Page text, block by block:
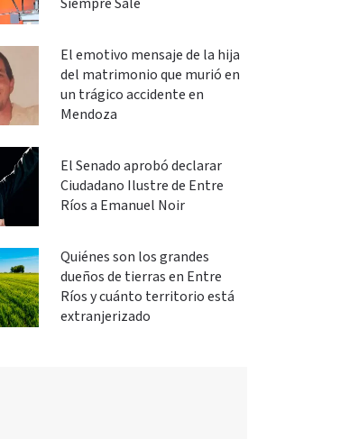
Siempre Sale
El emotivo mensaje de la hija
del matrimonio que murió en
un trágico accidente en
Mendoza
El Senado aprobó declarar
Ciudadano Ilustre de Entre
Ríos a Emanuel Noir
Quiénes son los grandes
dueños de tierras en Entre
Ríos y cuánto territorio está
extranjerizado